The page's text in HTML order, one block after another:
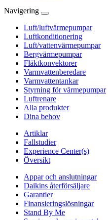
Navigering
Luft/luftvärmepumpar
Luftkonditionering
Luft/vattenvärmepumpar
Bergvärmepumpar
Fläktkonvektorer
Varmvattenberedare
Varmvattentankar
Styrning för värmepumpar
Luftrenare
Alla produkter
Dina behov
Artiklar
Fallstudier
Experience Center(s)
Översikt
Appar och anslutningar
Daikins återförsäljare
Garantier
Finansieringslösningar
Stand By Me